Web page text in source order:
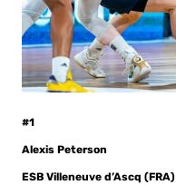
#1
Alexis Peterson
ESB Villeneuve d’Ascq (FRA)